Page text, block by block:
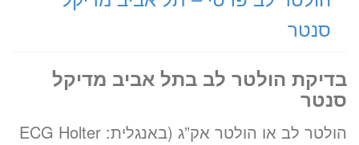
סנטר
בדיקת הולטר לב בתל אביב מדיקל
סנטר
הולטר לב או הולטר אק”ג (באנגלית: ECG Holter